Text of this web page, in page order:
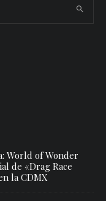
World of Wonder
de «Drag Race
la CDMX